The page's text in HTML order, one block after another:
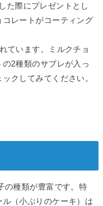
た際にプレゼントとし
レートがコーティング
ています。ミルクチョ
2種類のサブレが入っ
クしてみてください。
の種類が豊富です。特
（小ぶりのケーキ）は